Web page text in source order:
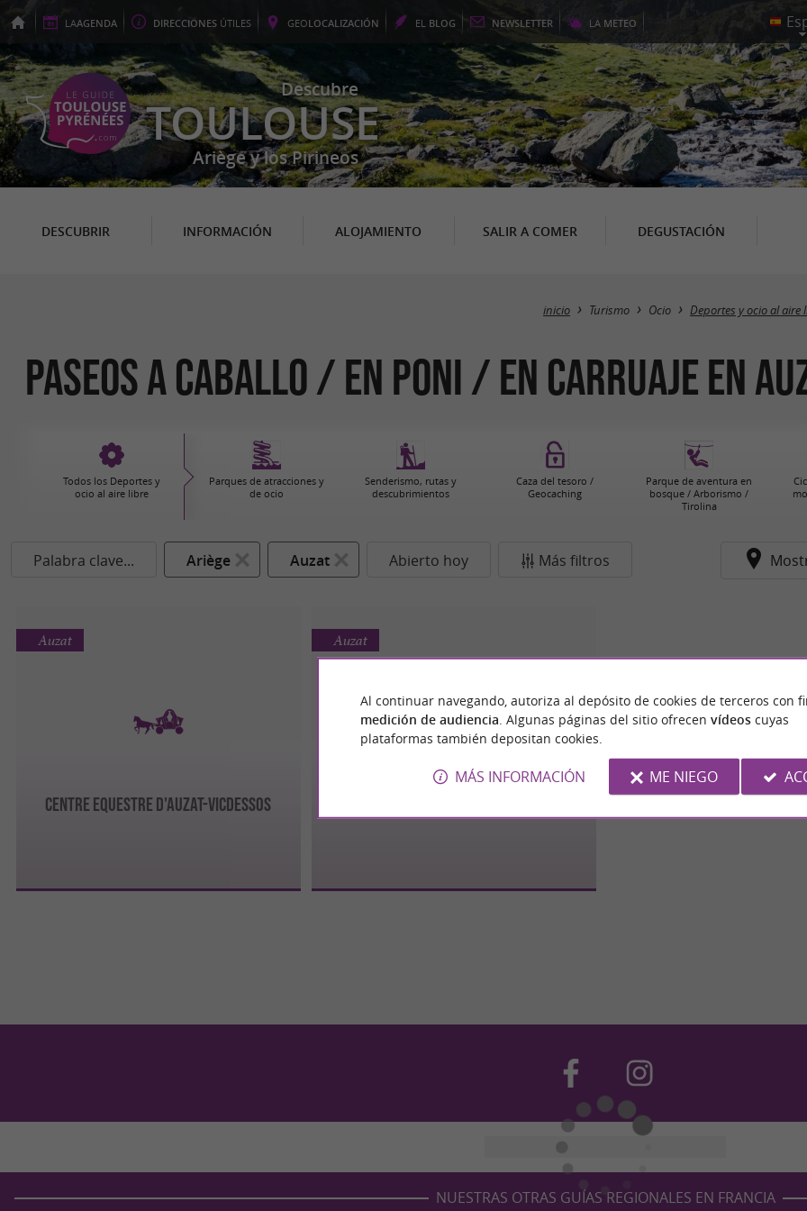
LAAGENDA DIRECCIONES ÚTILES GEOLOCALIZACIÓN EL BLOG NEWSLETTER LA METEO
Descubre
TOULOUSE
Ariège y los Pirineos
DESCUBRIR INFORMACIÓN ALOJAMIENTO SALIR A COMER DEGUSTACIÓN
inicio Turismo Ocio Deportes y ocio al aire
Paseos a caballo / en poni / en carruaje en
Todos los Deportes y
ocio al aire libre
Parques de atracciones y
de ocio
Senderismo, rutas y
descubrimientos
Caza del tesoro /
Geocaching
Parque de aventura en
bosque / Arborismo /
Tirolina
Palabra clave... Ariège Auzat Abierto hoy Más filtros
CENTRE EQUESTRE D'AUZAT-VICDESSOS
Auzat Auzat
NUESTRAS OTRAS GUÍAS REGIONALES EN FRANCIA
Al continuar navegando, autoriza al depósito de cookies de terceros con
medición de audiencia . Algunas páginas del sitio ofrecen vídeoscuyas
plataformas también depositan cookies.
MÁS INFORMACIÓN ME NIEGO